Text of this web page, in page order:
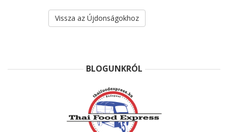
Vissza az Újdonságokhoz
BLOGUNKRÓL